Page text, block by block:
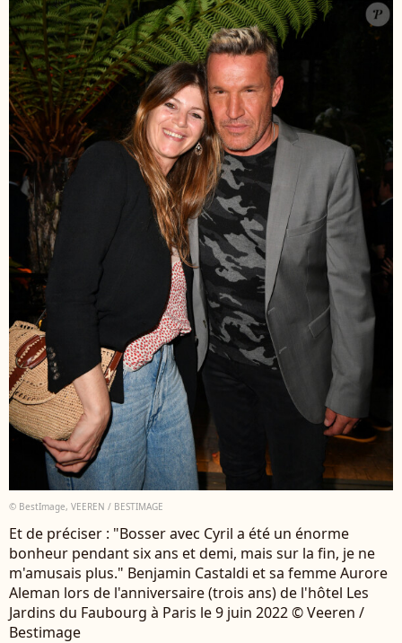
© BestImage, VEEREN / BESTIMAGE
Et de préciser : "Bosser avec Cyril a été un énorme
bonheur pendant six ans et demi, mais sur la fin, je ne
m'amusais plus." Benjamin Castaldi et sa femme Aurore
Aleman lors de l'anniversaire (trois ans) de l'hôtel Les
Jardins du Faubourg à Paris le 9 juin 2022 © Veeren /
Bestimage